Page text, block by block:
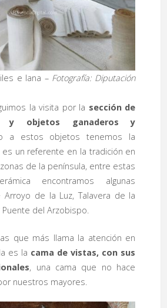
e lana – Fotografía: Diputación
la visita por la sección de
y objetos ganaderos y
a estos objetos tenemos la
es un referente en la tradición en
de la península, entre estas
encontramos algunas
de la Luz, Talavera de la
Puente del Arzobispo.
que más llama la atención en
es la cama de vistas, con sus
, una cama que no hace
nuestros mayores.